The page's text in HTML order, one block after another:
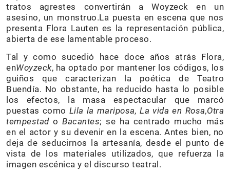
tratos agrestes convertirán a Woyzeck en un
asesino, un monstruo.La puesta en escena que nos
presenta Flora Lauten es la representación pública,
abierta de ese lamentable proceso.
Tal y como sucedió hace doce años atrás Flora,
enWoyzeck, ha optado por mantener los códigos, los
guiños que caracterizan la poética de Teatro
Buendía. No obstante, ha reducido hasta lo posible
los efectos, la masa espectacular que marcó
puestas como Lila la mariposa, La vida en Rosa,Otra
tempestadoBacantes; se ha centrado mucho más
en el actor y su devenir en la escena. Antes bien, no
deja de seducirnos la artesanía, desde el punto de
vista de los materiales utilizados, que refuerza la
imagen escénica y el discurso teatral.